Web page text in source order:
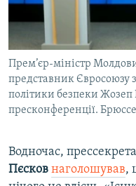
Прем’єр-міністр
представник Євросоюзу
політики безпеки Жозеп
пресконференції.
Водночас,
Пєсков наголошував,